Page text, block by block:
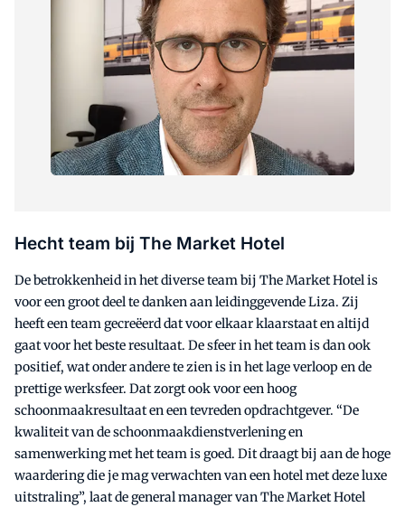
Hecht team bij The Market Hotel
De betrokkenheid in het diverse team bij The Market Hotel is
voor een groot deel te danken aan leidinggevende Liza. Zij
heeft een team gecreëerd dat voor elkaar klaarstaat en altijd
gaat voor het beste resultaat. De sfeer in het team is dan ook
positief, wat onder andere te zien is in het lage verloop en de
prettige werksfeer. Dat zorgt ook voor een hoog
schoonmaakresultaat en een tevreden opdrachtgever. “De
kwaliteit van de schoonmaakdienstverlening en
samenwerking met het team is goed. Dit draagt bij aan de hoge
waardering die je mag verwachten van een hotel met deze luxe
uitstraling”, laat de general manager van The Market Hotel